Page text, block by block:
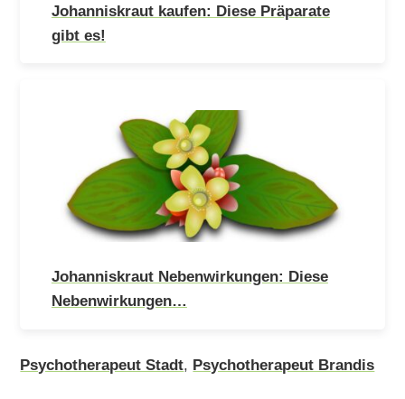
Johanniskraut kaufen: Diese Präparate
gibt es!
Johanniskraut Nebenwirkungen: Diese
Nebenwirkungen…
Psychotherapeut Stadt, Psychotherapeut Brandis